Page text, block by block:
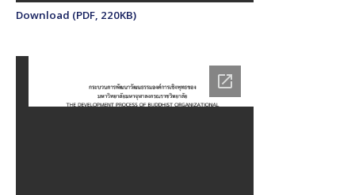
Download (PDF, 220KB)